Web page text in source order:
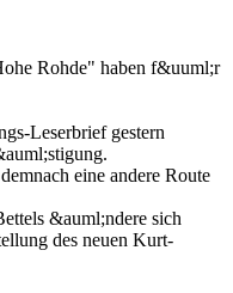
Rohde" haben f&uuml;r
Leserbrief gestern
eine andere Route
&auml;ndere sich
des neuen Kurt-